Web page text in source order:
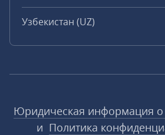
Узбекистан (UZ)
Юридическая информация о
и Политика